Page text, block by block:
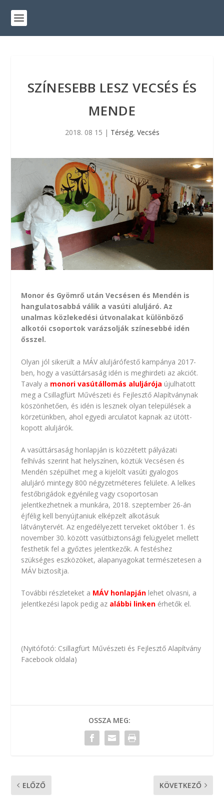
SZÍNESEBB LESZ VECSÉS ÉS
MENDE
2018. 08 15 | Térség, Vecsés
Monor és Gyömrő után Vecsésen és Mendén is
hangulatosabbá válik a vasúti aluljáró. Az
unalmas közlekedési útvonalakat különböző
alkotói csoportok varázsolják színesebbé idén
ősszel.
Olyan jól sikerült a MÁV aluljárófestő kampánya 2017-
ben, hogy a vasúttársaság idén is meghirdeti az akciót.
Tavaly a monori vasútállomás aluljárója újulhatott
meg a Csillagfürt Művészeti és Fejlesztő Alapítványnak
köszönhetően, és idén is lesznek olyan települések a
körzetünkben, ahol egyedi arculatot kapnak az ütött-
kopott aluljárók.
A vasúttársaság honlapján is közzétett pályázati
felhívás szerint hat helyszínen, köztük Vecsésen és
Mendén szépülhet meg a kijelölt vasúti gyalogos
aluljáró mintegy 800 négyzetméteres felülete. A lelkes
festőbrigádok egyénileg vagy csoportosan
jelentkezhetnek a munkára, 2018. szeptember 26-án
éjfélig kell benyújtaniuk elképzelt alkotásuk
látványtervét. Az engedélyezett terveket október 1. és
november 30. között vasútbiztonsági felügyelet mellett
festhetik fel a győztes jelentkezők. A festéshez
szükséges eszközöket, alapanyagokat természetesen a
MÁV biztosítja.
További részleteket a MÁV honlapján lehet olvasni, a
jelentkezési lapok pedig az alábbi linken érhetők el.
(Nyitófotó: Csillagfürt Művészeti és Fejlesztő Alapítvány
Facebook oldala)
OSSZA MEG:
ELŐZŐ KÖVETKEZŐ